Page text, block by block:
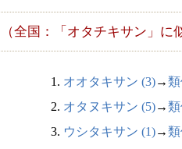
（全国：「オタチキサン」に
1. オオタキサン (3)→
2. オタヌキサン (5)→
3. ウシタキサン (1)→